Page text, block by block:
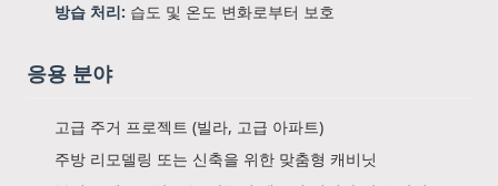
방습 처리: 습도 및 온도 변화로부터 보호
응용 분야
고급 주거 프로젝트 (빌라, 고급 아파트)
주방 리모델링 또는 신축을 위한 맞춤형 캐비닛